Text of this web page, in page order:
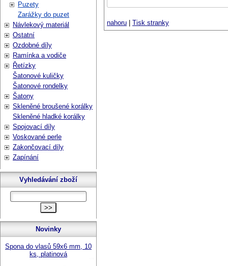
nahoru Tisk stranky
Puzety
Zarážky do puzet
Návlekový materiál
Ostatní
Ozdobné díly
Ramínka a vodiče
Řetízky
Šatonové kuličky
Šatonové rondelky
Šatony
Skleněné broušené korálky
Skleněné hladké korálky
Spojovací díly
Voskované perle
Zakončovací díly
Zapínání
Vyhledávání zboží
Novinky
Spona do vlasů 59x6 mm, 10
ks, platinová